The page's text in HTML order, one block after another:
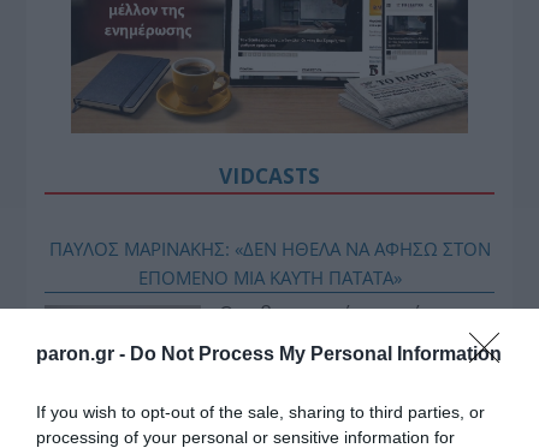
paron.gr - Do Not Process My Personal Information
If you wish to opt-out of the sale, sharing to third parties, or
processing of your personal or sensitive information for
VIDCASTS
ΠΑΥΛΟΣ ΜΑΡΙΝΑΚΗΣ: «ΔΕΝ ΗΘΕΛΑ ΝΑ ΑΦΗΣΩ ΣΤΟΝ
ΕΠΟΜΕΝΟ ΜΙΑ ΚΑΥΤΗ ΠΑΤΑΤΑ»
Ο κυβερνητικός εκπρόσωπος,
Παύλος Μαρινάκης, ανοίγει τα
σε ένα vidcast που μιλάει για
τις μεγάλες τομές στον χώρο